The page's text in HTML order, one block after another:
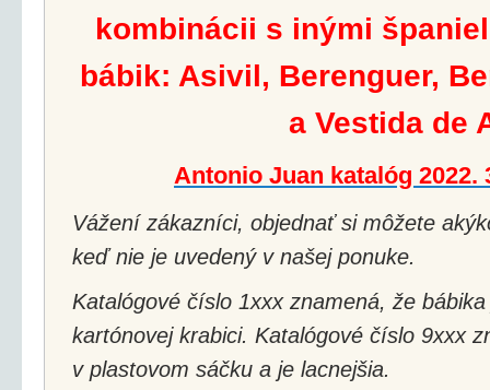
kombinácii s inými
bábik: Asivil, Berenguer,
a Vestida de
Antonio Juan katalóg 2022.
Vážení zákazníci, objednať si môžete
keď nie je uvedený v našej ponuke.
Katalógové číslo 1xxx znamená, že
kartónovej krabici. Katalógové číslo 9xxx
v plastovom sáčku a je lacnejšia.